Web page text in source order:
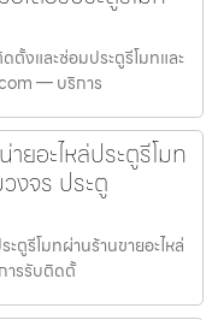
ตั้งและซ่อมประตูรีโมทและ
— บริการ
ยอะไหล่ประตูรีโมท
งจร ประตู
ตูรีโมทผ่านร้านขายอะไหล่
ารรับติดตั้